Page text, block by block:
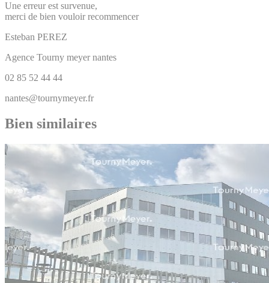
Une erreur est survenue,
merci de bien vouloir recommencer
Esteban PEREZ
Agence Tourny meyer nantes
02 85 52 44 44
nantes@tournymeyer.fr
Bien similaires